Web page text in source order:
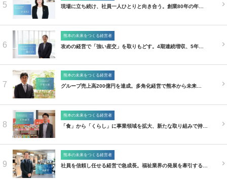
5 現場に立ち続け、社員一人ひとりと向き合う。創業80年の年…
6
熊本の未来をつくる経営者
攻めの経営で「強い産交」を取りもどす。4期連続増収、5年…
7
熊本の未来をつくる経営者
グループ売上高200億円を達成。多角化経営で熊本から未来…
8
熊本の未来をつくる経営者
「食」から「くらし」に事業領域を拡大、新たな取り組みで持…
9
熊本の未来をつくる経営者
社員を信頼し任せる経営で急成長。福祉業界の発展を牽引する…